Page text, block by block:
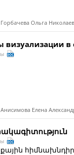
Горбачева Ольга
визуализации в
Анисимова Елена